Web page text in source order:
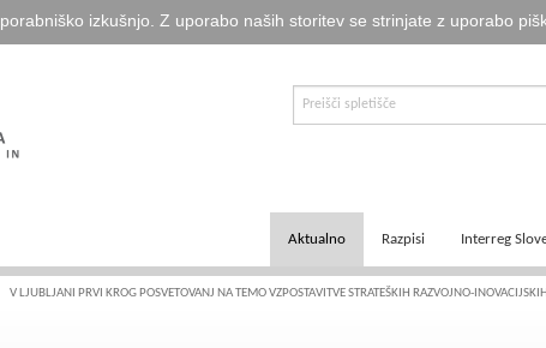
izkušnjo. Z uporabo naših storitev se strinjate z uporabo
Aktualno
E-informator Vizija kohezija
Razpisi
Aktualni razpisi
Interreg
Čezmejno
V LJUBLJANI PRVI KROG POSVETOVANJ NA TEMO VZPOSTAVITVE STRATEŠKIH RAZVOJNO-